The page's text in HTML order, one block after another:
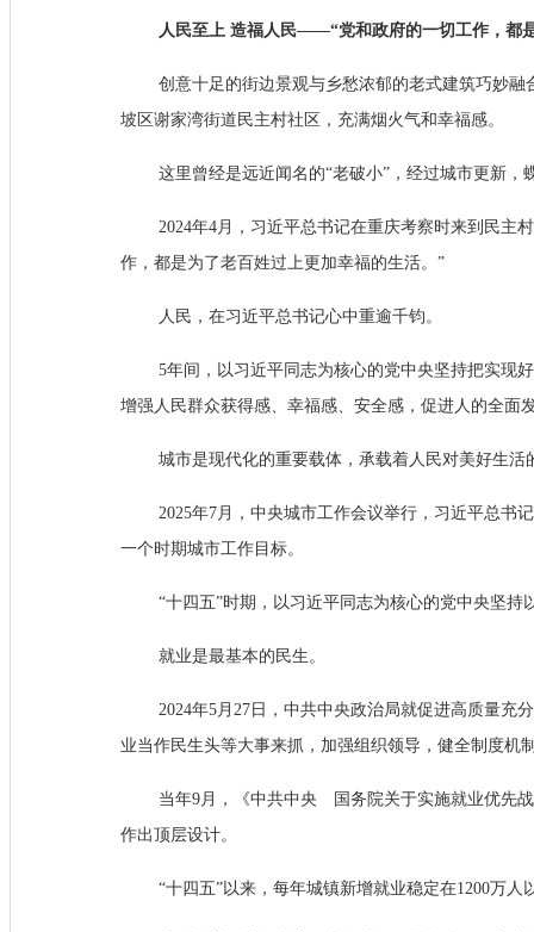
人民至上 造福人民——“党和政府的一切工作，都
创意十足的街边景观与乡愁浓郁的老式建筑巧妙
坡区谢家湾街道民主村社区，充满烟火气和幸福感。
这里曾经是远近闻名的“老破小”，经过城市更新，
2024年4月，习近平总书记在重庆考察时来到民主
作，都是为了老百姓过上更加幸福的生活。”
人民，在习近平总书记心中重逾千钧。
5年间，以习近平同志为核心的党中央坚持把实现
增强人民群众获得感、幸福感、安全感，促进人的全面
城市是现代化的重要载体，承载着人民对美好生活
2025年7月，中央城市工作会议举行，习近平总书
一个时期城市工作目标。
“十四五”时期，以习近平同志为核心的党中央坚
就业是最基本的民生。
2024年5月27日，中共中央政治局就促进高质量充
业当作民生头等大事来抓，加强组织领导，健全制度机
当年9月，《中共中央 国务院关于实施就业优先
作出顶层设计。
“十四五”以来，每年城镇新增就业稳定在1200万